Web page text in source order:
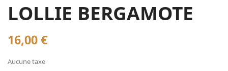
LOLLIE BERGAMOTE
16,00 €
Aucune taxe